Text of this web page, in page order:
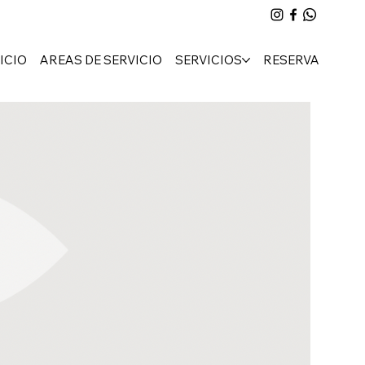
AREAS DE SERVICIO SERVICIOS RESERVA